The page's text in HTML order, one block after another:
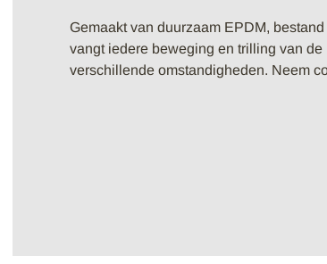
Gemaakt van duurzaam EPDM,
vangt iedere beweging en trilling van
verschillende omstandigheden. Neem